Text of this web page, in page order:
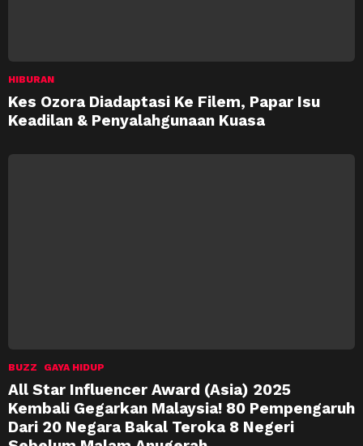
HIBURAN
Kes Ozora Diadaptasi Ke Filem, Papar Isu
Keadilan & Penyalahgunaan Kuasa
BUZZ GAYA HIDUP
All Star Influencer Award (Asia) 2025
Kembali Gegarkan Malaysia! 80 Pempengaruh
Dari 20 Negara Bakal Teroka 8 Negeri